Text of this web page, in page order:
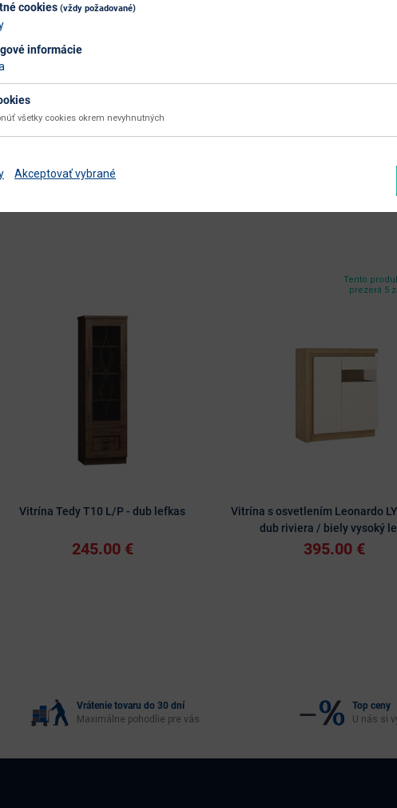
utierať navlhko
aglomerovaný materiál
Vitrína Tedy T10 L/P - dub lefkas
245.00 €
Tento
prezerá 5
Vitrína s osvetlením Leonardo
dub riviera / biely vysoký
395.00 €
Vrátenie tovaru do 30 dní
Maximálne pohodlie pre vás
Top ceny
U nás si
cookies (vždy požadované)
informácie
všetky cookies okrem nevyhnutných
Akceptovať vybrané